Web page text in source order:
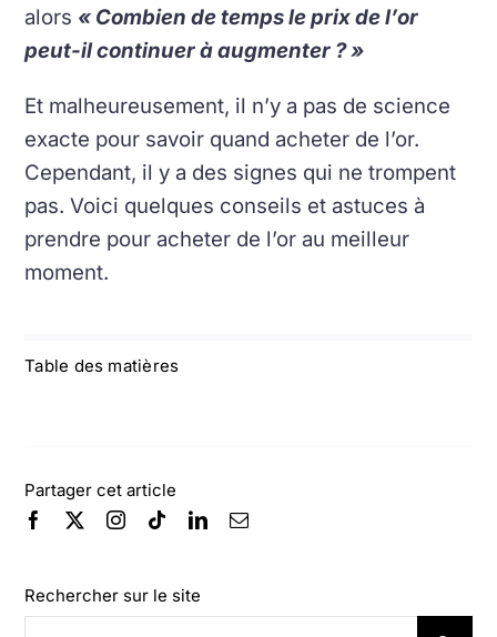
Table des matières
Partager cet article
Rechercher sur le site
Rechercher:
alors « Combien de temps le prix de l’or
peut-il continuer à augmenter ? »
Et malheureusement, il n’y a pas de science
exacte pour savoir quand acheter de l’or.
Cependant, il y a des signes qui ne trompent
pas. Voici quelques conseils et astuces à
prendre pour acheter de l’or au meilleur
moment.